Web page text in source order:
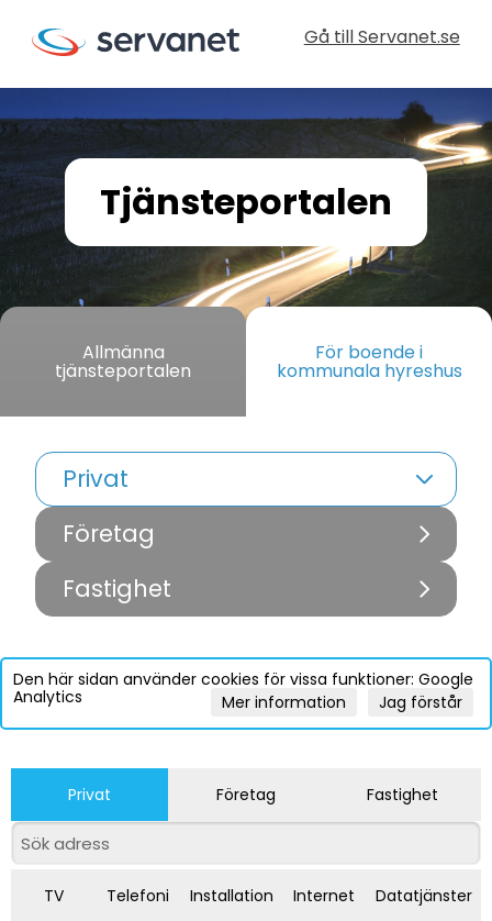
Gå till Servanet.se
Tjänsteportalen
Allmänna
tjänsteportalen
För boende i
kommunala hyreshus
Privat
Företag
Fastighet
Den här sidan använder cookies för vissa funktioner: Google
Analytics
Jag förstår
Mer information
Privat Företag Fastighet
TV Telefoni Installation Internet Datatjänster